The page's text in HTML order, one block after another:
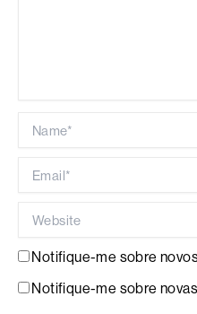
Notifique-me sobre
Notifique-me sobre